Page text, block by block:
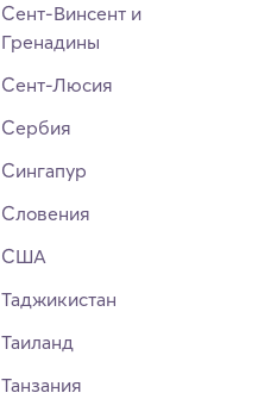
Сент-Винсент и
Гренадины
Сент-Люсия
Сербия
Сингапур
Словения
США
Таджикистан
Таиланд
Танзания